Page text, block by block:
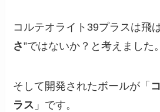
コルテオライト39プラスは飛
さ”ではないか？と考えました。
そして開発されたボールが「
ラス 」です。